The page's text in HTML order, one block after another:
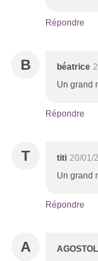
Répondre
B béatrice
Un grand
Répondre
T titi 20/01/
Un grand
Répondre
A AGOSTOL